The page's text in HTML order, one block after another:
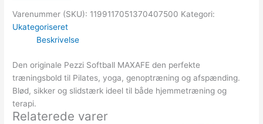
Varenummer (SKU): 1199117051370407500 Kategori:
Ukategoriseret
Beskrivelse
Den originale Pezzi Softball MAXAFE den perfekte
træningsbold til Pilates, yoga, genoptræning og afspænding.
Blød, sikker og slidstærk ideel til både hjemmetræning og
terapi.
Relaterede varer